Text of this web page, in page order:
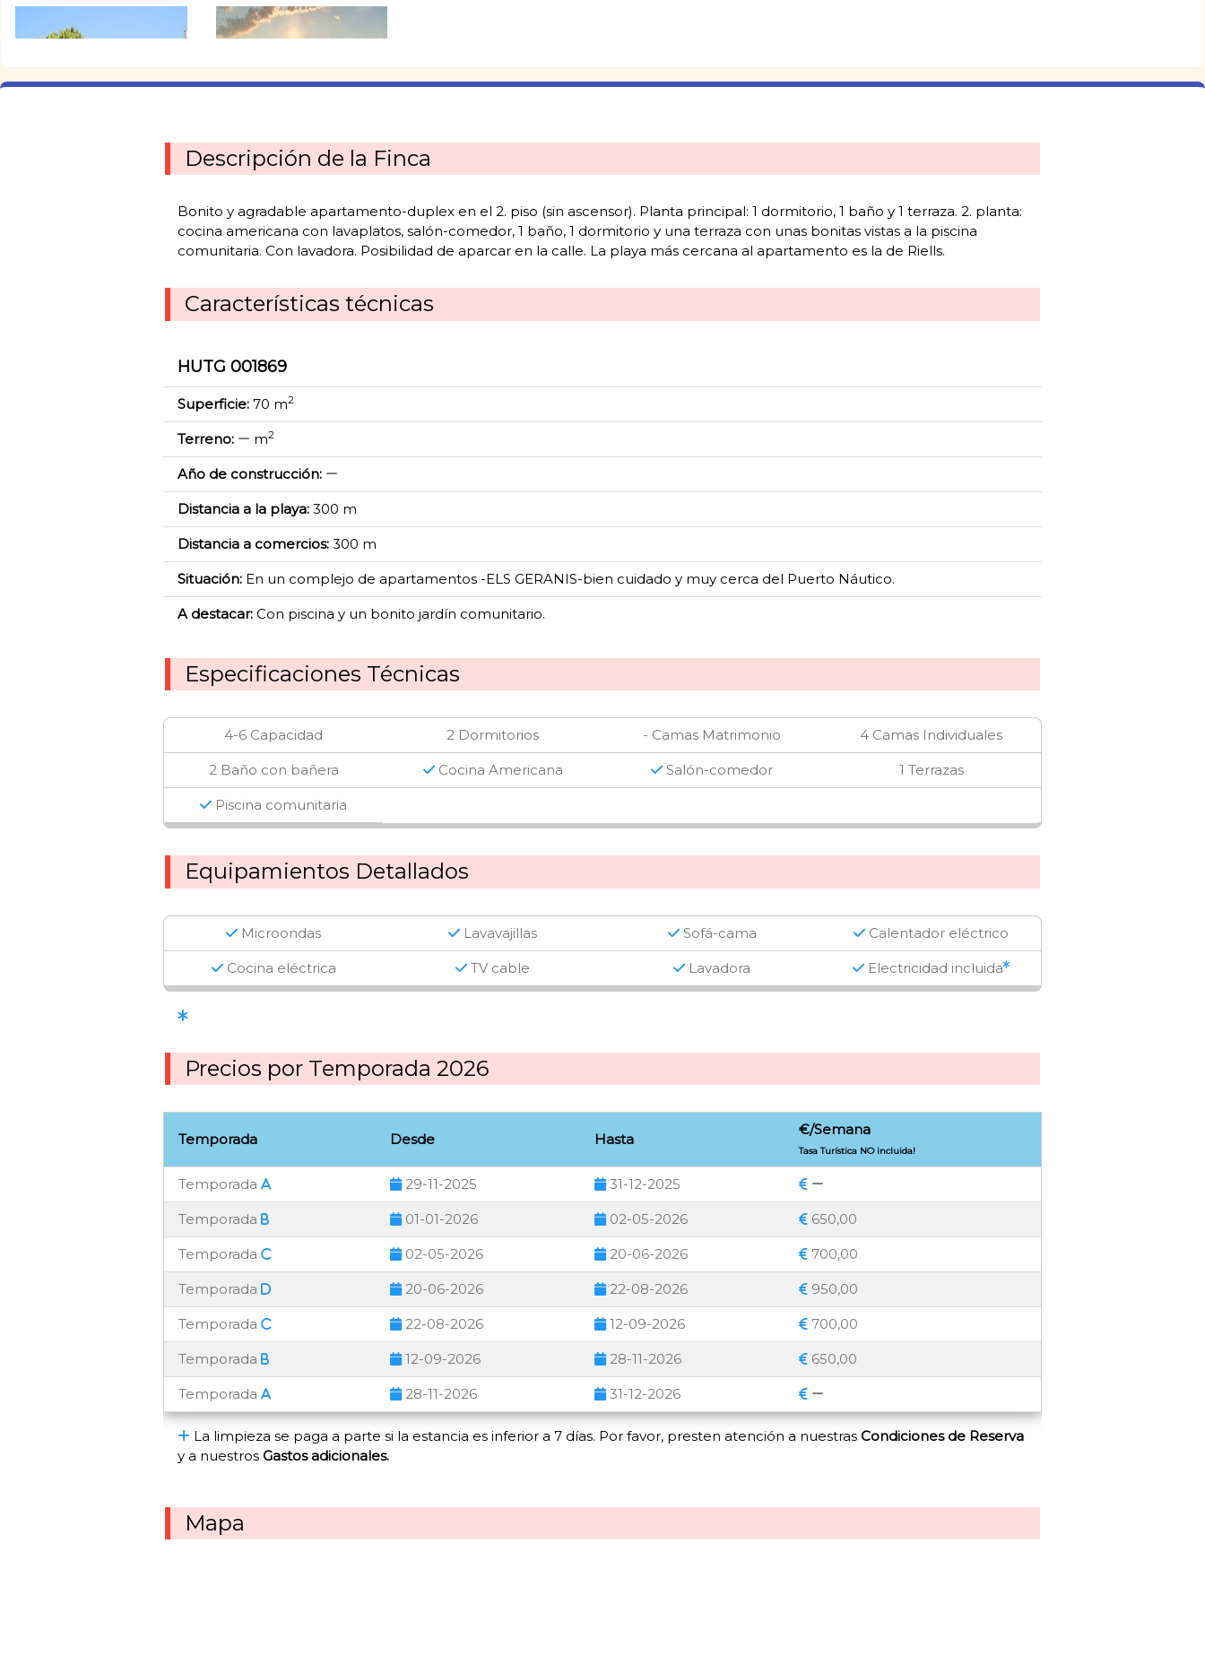
Descripción de la Finca
Bonito y agradable apartamento-duplex en el 2. piso (sin ascensor). Planta principal: 1 dormitorio, 1 baño y 1 terraza. 2. planta:
cocina americana con lavaplatos, salón-comedor, 1 baño, 1 dormitorio y una terraza con unas bonitas vistas a la piscina
comunitaria. Con lavadora. Posibilidad de aparcar en la calle. La playa más cercana al apartamento es la de Riells.
Características técnicas
HUTG 001869
Superficie: 70 m2
Terreno: m2
Año de construcción:
Distancia a la playa: 300 m
Distancia a comercios: 300 m
Situación: En un complejo de apartamentos -ELS GERANIS-bien cuidado y muy cerca del Puerto Náutico.
A destacar: Con piscina y un bonito jardín comunitario.
Especificaciones Técnicas
4-6 Capacidad 2 Dormitorios - Camas Matrimonio 4 Camas Individuales
2 Baño con bañera Cocina Americana Salón-comedor 1 Terrazas
Piscina comunitaria
Equipamientos Detallados
Microondas Lavavajillas Sofá-cama Calentador eléctrico
Cocina eléctrica TV cable Lavadora Electricidad incluida
Precios por Temporada 2026
Temporada Desde Hasta
€/Semana
Tasa Turística NO incluida!
Temporada 29-11-2025 31-12-2025
Temporada 01-01-2026 02-05-2026 650,00
Temporada 02-05-2026 20-06-2026 700,00
Temporada 20-06-2026 22-08-2026 950,00
Temporada 22-08-2026 12-09-2026 700,00
Temporada 12-09-2026 28-11-2026 650,00
Temporada 28-11-2026 31-12-2026
La limpieza se paga a parte si la estancia es inferior a 7 días. Por favor, presten atención a nuestras Condiciones de Reserva
y a nuestros Gastos adicionales.
Mapa